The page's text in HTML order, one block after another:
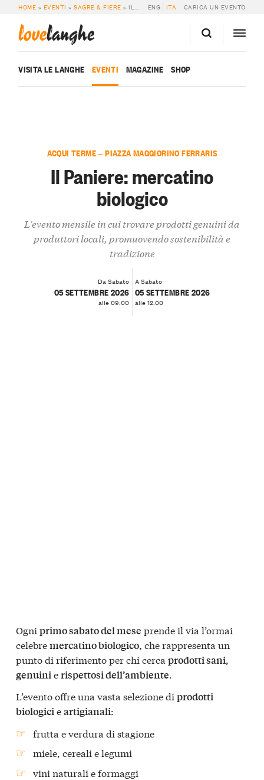
HOME » EVENTI »SAGRE & FIERE » IL PANIERE: MERCATINO BIOLOGICO ENG ITA CARICA UN EVENTO
lovelanghe
VISITA LE LANGHE EVENTI MAGAZINE SHOP
ACQUI TERME — PIAZZA MAGGIORINO FERRARIS
Il Paniere: mercatino
biologico
L'evento mensile in cui trovare prodotti genuini da
produttori locali, promuovendo sostenibilità e
tradizione
Da Sabato
05 SETTEMBRE 2026
alle 09:00
A Sabato
05 SETTEMBRE 2026
alle 12:00
Ogni primo sabato del mese prende il via l’ormai
celebremercatino biologico, che rappresenta un
punto di riferimento per chi cerca prodotti sani,
genuinierispettosi dell’ambiente.
L’evento offre una vasta selezione di prodotti
biologicieartigianali:
frutta e verdura di stagione
miele, cereali e legumi
vini naturali e formaggi